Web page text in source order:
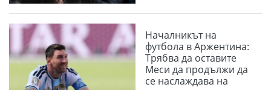
Началникът на
футбола в Аржентина:
Трябва да оставите
Меси да продължи да
се наслаждава на